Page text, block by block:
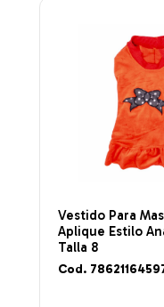
Vestido Para
Aplique Estilo
Talla 8
Cod.